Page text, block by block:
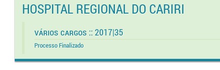
HOSPITAL REGIONAL DO CARIRI
Vários Cargos :: 2017|35
Processo Finalizado